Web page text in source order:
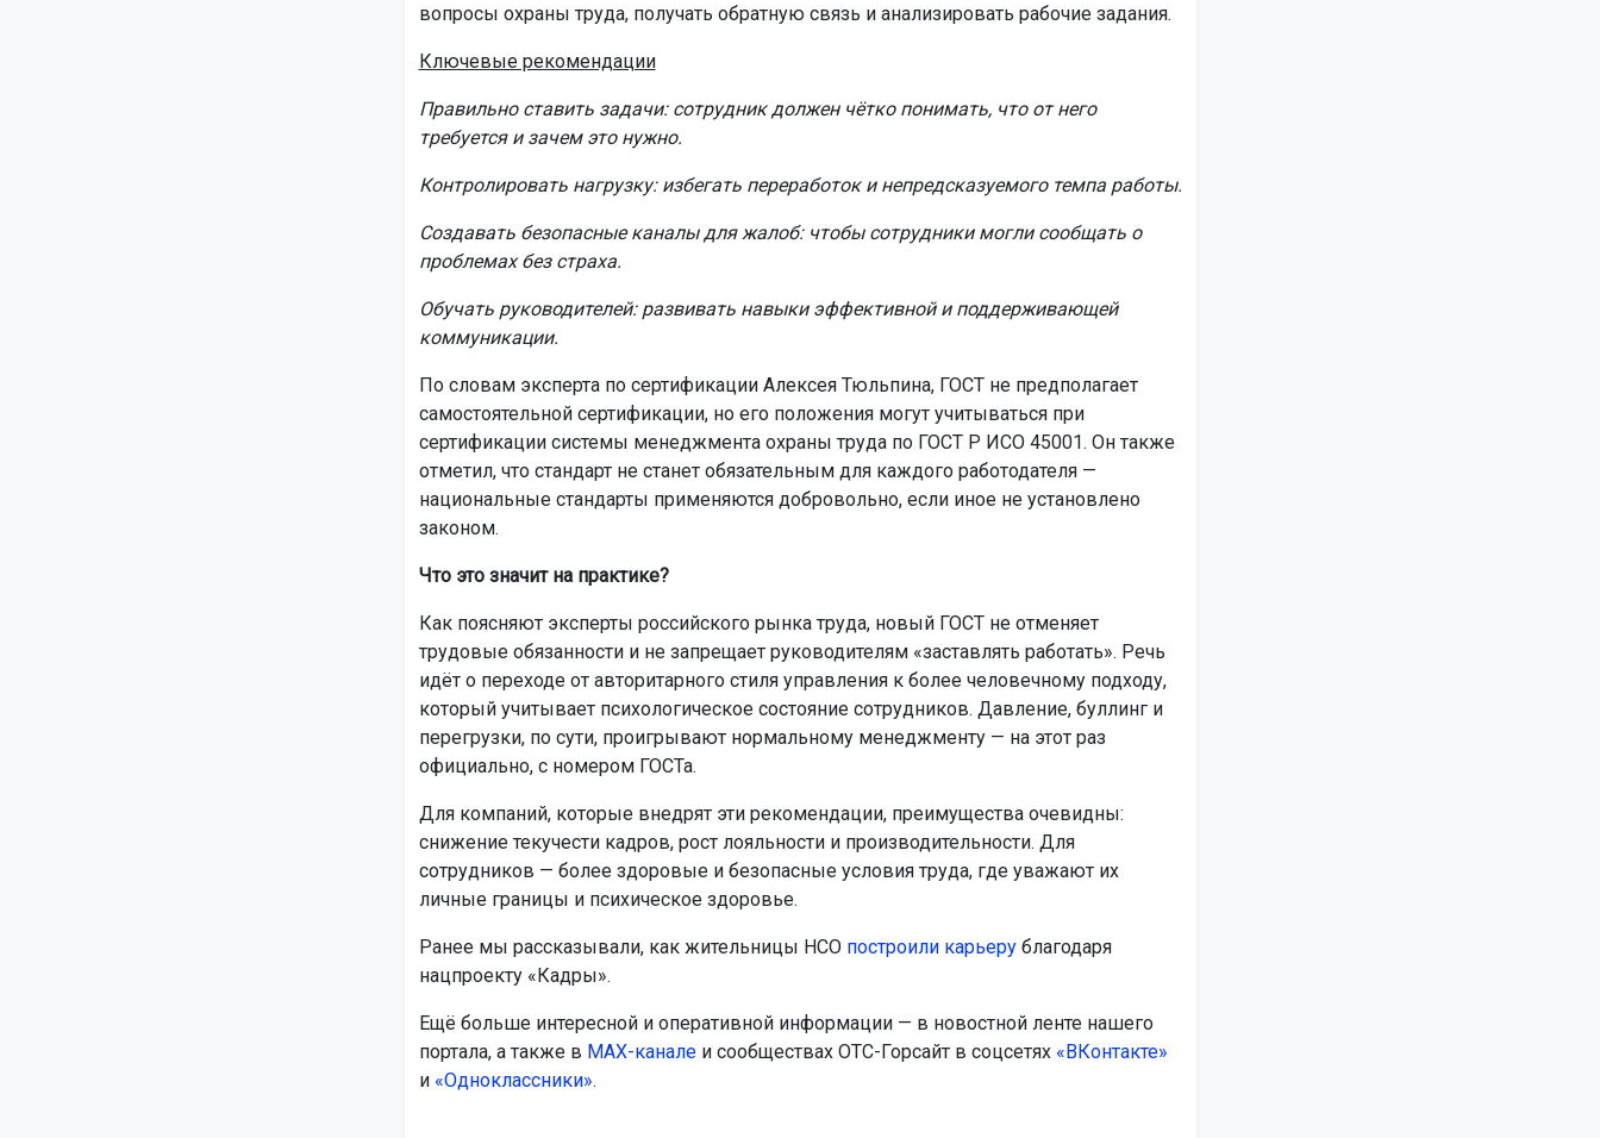
вопросы охраны труда, получать обратную связь и анализировать рабочие задания.
Ключевые рекомендации
Правильно ставить задачи: сотрудник должен чётко понимать, что от него
требуется и зачем это нужно.
Контролировать нагрузку: избегать переработок и непредсказуемого темпа работы.
Создавать безопасные каналы для жалоб: чтобы сотрудники могли сообщать о
проблемах без страха.
Обучать руководителей: развивать навыки эффективной и поддерживающей
коммуникации.
По словам эксперта по сертификации Алексея Тюльпина, ГОСТ не предполагает
самостоятельной сертификации, но его положения могут учитываться при
сертификации системы менеджмента охраны труда по ГОСТ Р ИСО 45001. Он также
отметил, что стандарт не станет обязательным для каждого работодателя —
национальные стандарты применяются добровольно, если иное не установлено
законом.
Что это значит на практике?
Как поясняют эксперты российского рынка труда, новый ГОСТ не отменяет
трудовые обязанности и не запрещает руководителям «заставлять работать». Речь
идёт о переходе от авторитарного стиля управления к более человечному подходу,
который учитывает психологическое состояние сотрудников. Давление, буллинг и
перегрузки, по сути, проигрывают нормальному менеджменту — на этот раз
официально, с номером ГОСТа.
Для компаний, которые внедрят эти рекомендации, преимущества очевидны:
снижение текучести кадров, рост лояльности и производительности. Для
сотрудников — более здоровые и безопасные условия труда, где уважают их
личные границы и психическое здоровье.
Ранее мы рассказывали, как жительницы НСО построили карьерублагодаря
нацпроекту «Кадры».
Ещё больше интересной и оперативной информации — в новостной ленте нашего
портала, а также в МАХ-каналеи сообществах ОТС-Горсайт в соцсетях «ВКонтакте»
и «Одноклассники».